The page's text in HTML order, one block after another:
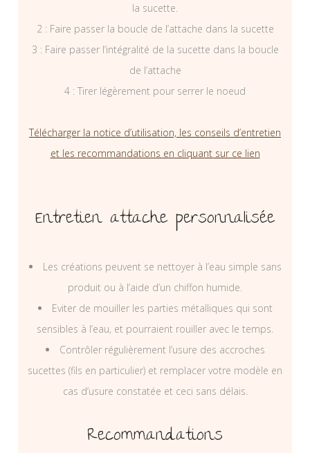
la sucette.
2 : Faire passer la boucle de l’attache dans la sucette
3 : Faire passer l’intégralité de la sucette dans la boucle
de l’attache
4 : Tirer légèrement pour serrer le noeud
Télécharger la notice d’utilisation, les conseils d’entretien
et les recommandations en cliquant sur ce lien
Entretien attache personnalisée
Les créations peuvent se nettoyer à l’eau simple sans
produit ou à l’aide d’un chiffon humide.
Eviter de mouiller les parties métalliques qui sont
sensibles à l’eau, et pourraient rouiller avec le temps.
Contrôler régulièrement l’usure des accroches
sucettes (fils en particulier) et remplacer votre modèle en
cas d’usure constatée et ceci sans délais.
Recommandations